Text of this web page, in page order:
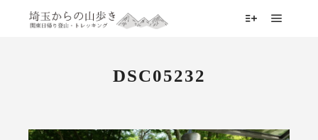
DSC05232